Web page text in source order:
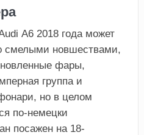
А6 2018 года может
смелыми новшествами,
фары,
группа и
но в целом
по-немецки
посажен на 18-